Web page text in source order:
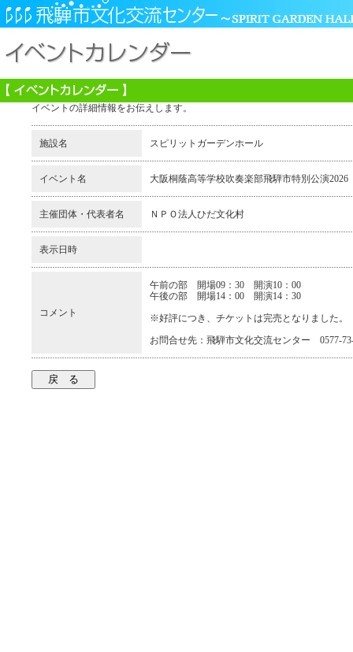
イベントの詳細情報をお伝えします。
施設名 スピリットガーデンホール
イベント名 大阪桐蔭高等学校吹奏楽部飛騨市特別公演2026
主催団体・代表者名 ＮＰＯ法人ひだ文化村
表示日時
コメント
午前の部 開場09：30 開演10：00
午後の部 開場14：00 開演14：30
※好評につき、チケットは完売となりました。
お問合せ先：飛騨市文化交流センター 0577-